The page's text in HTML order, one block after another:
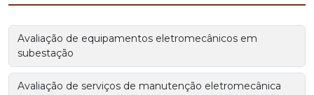
Avaliação de equipamentos eletromecânicos em
subestação
Avaliação de serviços de manutenção eletromecânica